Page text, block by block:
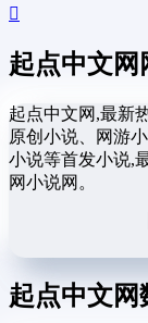
起点中文网
起点中文网,最新
原创小说、网游
小说等首发小说,
网小说网。
起点中文网